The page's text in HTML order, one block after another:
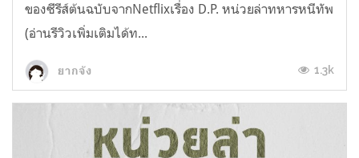
ของซีรีส์ต้นฉบับจากNetflixเรื่อง D.P. หน่วยล่าทหารหนีทัพ
(อ่านรีวิวเพิ่มเติมได้ท...
ยากจัง 1.3k